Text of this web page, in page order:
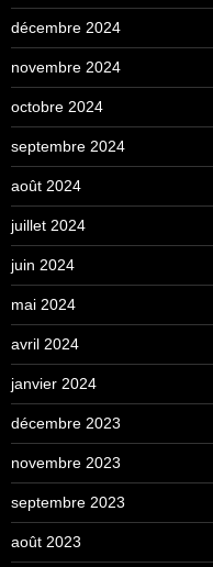
décembre 2024
novembre 2024
octobre 2024
septembre 2024
août 2024
juillet 2024
juin 2024
mai 2024
avril 2024
janvier 2024
décembre 2023
novembre 2023
septembre 2023
août 2023